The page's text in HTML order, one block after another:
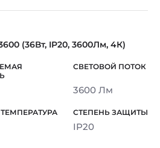
(36Вт, IP20, 3600Лм, 4К)
3600 Лм
IP20